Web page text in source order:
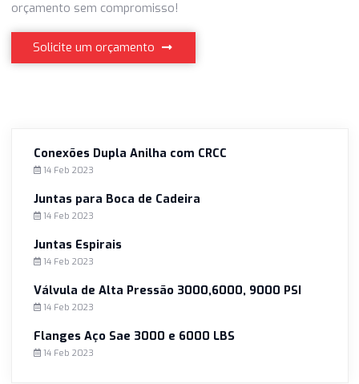
setor de conexões tubulares resistentes, produzindo e
fornecendo produtos para Petrobras e outros indústrias
Metropolitana de São Paulo também. Ligue já e faça um
orçamento sem compromisso!
Solicite um orçamento
Conexões Dupla Anilha com CRCC
14 Feb 2023